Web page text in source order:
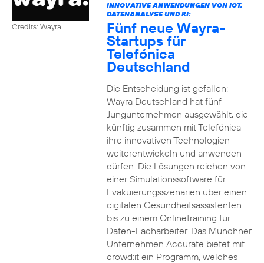
Credits: Wayra
INNOVATIVE ANWENDUNGEN VON IOT,
DATENANALYSE UND KI:
Fünf neue Wayra-
Startups für
Telefónica
Deutschland
Die Entscheidung ist gefallen:
Wayra Deutschland hat fünf
Jungunternehmen ausgewählt, die
künftig zusammen mit Telefónica
ihre innovativen Technologien
weiterentwickeln und anwenden
dürfen. Die Lösungen reichen von
einer Simulationssoftware für
Evakuierungsszenarien über einen
digitalen Gesundheitsassistenten
bis zu einem Onlinetraining für
Daten-Facharbeiter. Das Münchner
Unternehmen Accurate bietet mit
crowd:it ein Programm, welches